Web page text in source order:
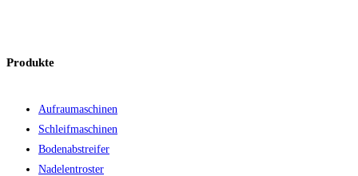
Produkte
Aufraumaschinen
Schleifmaschinen
Bodenabstreifer
Nadelentroster